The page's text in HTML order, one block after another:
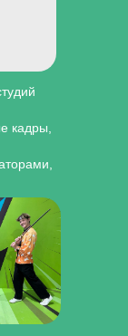
кадры,